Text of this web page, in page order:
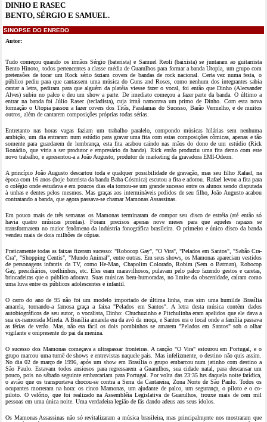
DINHO E RASEC
BENTO, SÉRGIO E SAMUEL.
SINOPSE DO ENREDO
Autor:
Tudo começou quando os irmãos Sérgio (baterista) e Samuel Reoli (baixista) se juntaram ao guitarrista
Bento Hinoto, todos pertencentes a classe média de Guarulhos para formar a banda Utopia, um grupo com
pretensões de tocar um Rock sério faziam covers de bandas de rock nacional. Certa vez numa festa, o
público pediu para que cantassem uma música do Guns and Roses, como nenhum dos integrantes sabia
cantar a letra, pediram para que alguém da platéia viesse fazer o vocal, foi então que Dinho (Alecsander
Alves) subiu no palco e deu um show a parte. De imediato começou a fazer parte da banda. O último a
entrar na banda foi Júlio Rasec (tecladista), cuja irmã namorava um primo de Dinho. Com esta nova
formação o Utopia passou a fazer covers dos Titãs, Paralamas do Sucesso, Barão Vermelho, e de muitos
outros, além de cantarem composições próprias todas sérias.
Entretanto nas horas vagas faziam um trabalho paralelo, compondo músicas hilárias sem nenhuma
ambição, um dia entraram num estúdio para gravar uma fita com estas composições cômicas, apenas e tão
somente para guardarem de lembrança, esta fita acabou caindo nas mãos do dono de um estúdio (Rick
Bonádio, que viria a ser produtor e empresário da banda). Rick então produziu uma fita demo com este
novo trabalho, e apresentou-a a João Augusto, produtor de marketing da gravadora EMI-Odeon.
A princípio João Augusto descartou toda e qualquer possibilidade de gravação, mas seu filho Rafael, na
época com 16 anos (hoje baterista da banda Baba Cósmica) escutou a fita e adorou. Rafael levou a fita para
o colégio onde estudava e em poucos dias ela tornou-se um grande sucesso entre os alunos sendo disputada
à unhas e dentes pelos mesmos. Mas graças aos intermináveis pedidos de seu filho, João Augusto acabou
contratando a banda, que agora passava-se chamar Mamonas Assassinas.
Em pouco mais de três semanas os Mamonas terminaram de compor seu disco de estréia (até então só
havia quatro músicas prontas). Foram precisos apenas nove meses para que aqueles rapazes se
transformarem no maior fenômeno da indústria fonográfica brasileira. O primeiro e único disco da banda
vendeu mais de dois milhões de cópias.
Praticamente todas as faixas fizeram sucesso: "Robocop Gay", "O Vira", "Pelados em Santos", "Sabão Cra-
Cra", "Shopping Centis", "Mundo Animal", entre outras. Em seus shows, os Mamonas apareciam vestidos
de personagens infantis da TV, como He-Man, Chapolim Colorado, Robim (Sem o Batman), Robocop
Gay, presidiários, coelhinhos, etc. Eles eram maravilhosos, pulavam pelo palco fazendo gestos e caretas,
brincadeiras que o público adorava. Suas músicas bem-humoradas, no limite da obscenidade, caíram como
uma luva entre os públicos adolescentes e infantil.
O carro do ano de 95 não foi um modelo importado de última linha, mas sim uma humilde Brasília
amarela, tornando-a famosa graça a faixa "Pelados em Santos". A letra desta música contém dados
autobiográficos de seu autor, o vocalista, Dinho: Chuchuzinho e Pitchulinha eram apelidos que ele dava a
sua ex-namorada Mirela. A Brasília amarela era da avó da moça, e Santos era o local onde a família passava
as férias de verão. Mas, não era fácil os dois pombinhos se amarem "Pelados em Santos" sob o olhar
vigilante e onipresente do pai da menina.
O sucesso dos Mamonas começava a ultrapassar fronteiras. A canção "O Vira" estourou em Portugal, e o
grupo marcou uma turnê de shows e entrevistas naquele país. Mas infelizmente, o destino não quis assim.
No dia 02 de março de 1996, após um show em Brasília o grupo embarcou num jatinho com destino a
São Paulo. Estavam todos ansiosos para regressarem a Guarulhos, sua cidade natal, para descansar um
pouco, pois no sábado seguinte embarcariam para Portugal. Por volta das 23:35 hrs daquela noite fatídica,
o avião que os transportava chocou-se contra a Serra da Cantareira, Zona Norte de São Paulo. Todos os
ocupantes morreram na hora: os cinco Mamonas, um ajudante de palco, um segurança, o piloto e o co-
piloto. O velório, que foi realizado na Assembléia Legislativa de Guarulhos, trouxe mais de cem mil
pessoas em uma única noite. Uma verdadeira legião de fãs dando adeus aos seus ídolos.
Os Mamonas Assassinas não só revitalizaram a música brasileira, mas principalmente nos mostraram que